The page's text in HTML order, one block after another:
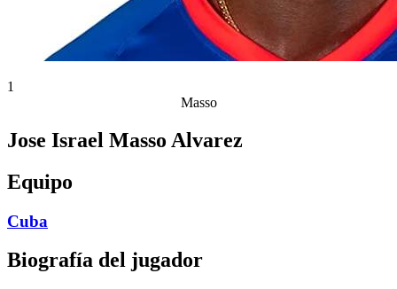
1
Masso
Jose Israel Masso Alvarez
Equipo
Cuba
Biografía del jugador